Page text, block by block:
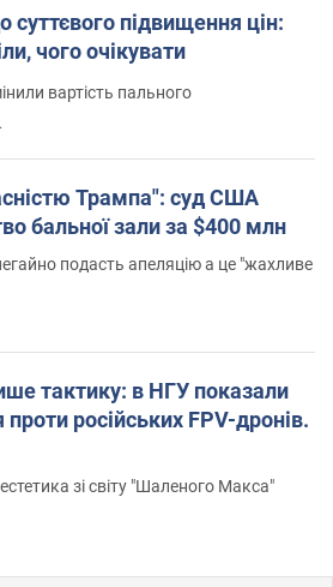
суттєвого підвищення цін:
чого очікувати
вартість пального
Трампа": суд США
бальної зали за $400 млн
подасть апеляцію а це "жахливе
тактику: в НГУ показали
російських FPV-дронів.
зі світу "Шаленого Макса"